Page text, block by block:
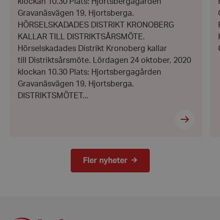
Gravanäsvägen 19, Hjortsberga.
HÖRSELSKADADES DISTRIKT KRONOBERG
KALLAR TILL DISTRIKTSÅRSMÖTE.
Hörselskadades Distrikt Kronoberg kallar
till Distriktsårsmöte. Lördagen 24 oktober, 2020
klockan 10.30 Plats: Hjortsbergagården
Gravanäsvägen 19, Hjortsberga.
DISTRIKTSMÖTET...
Fler nyheter
YouTube